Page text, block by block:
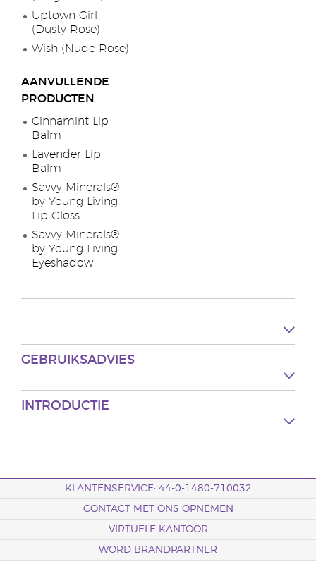
Uptown Girl
(Dusty Rose)
Wish (Nude Rose)
AANVULLENDE
PRODUCTEN
Cinnamint Lip
Balm
Lavender Lip
Balm
Savvy Minerals®
by Young Living
Lip Gloss
Savvy Minerals®
by Young Living
Eyeshadow
GEBRUIKSADVIES
INTRODUCTIE
KLANTENSERVICE: 44-0-1480-710032
CONTACT MET ONS OPNEMEN
VIRTUELE KANTOOR
WORD BRANDPARTNER